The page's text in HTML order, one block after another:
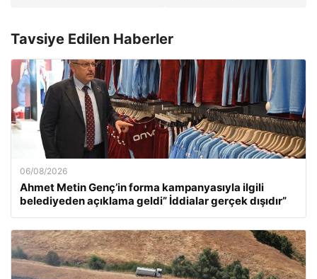
Tavsiye Edilen Haberler
06/08/2026
Ahmet Metin Genç’in forma kampanyasıyla ilgili
belediyeden açıklama geldi” İddialar gerçek dışıdır”